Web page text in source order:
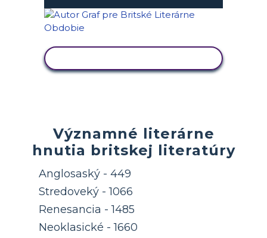
Významné literárne
hnutia britskej literatúry
Anglosaský - 449
Stredoveký - 1066
Renesancia - 1485
Neoklasické - 1660